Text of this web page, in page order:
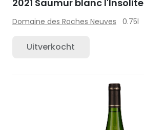
2021 Saumur blanc l'Insolite
Domaine des Roches Neuves 0.75l
Uitverkocht